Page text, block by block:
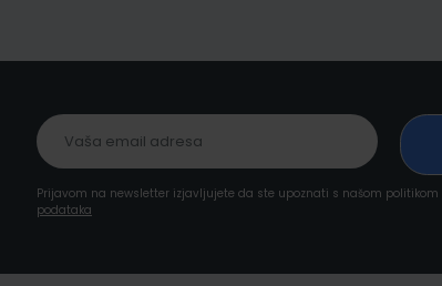
Prijavom na newsletter izjavljujete da ste upoznati s našom politikom
podataka